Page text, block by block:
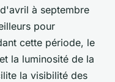
à septembre
pour
cette période, le
la luminosité de la
la visibilité des